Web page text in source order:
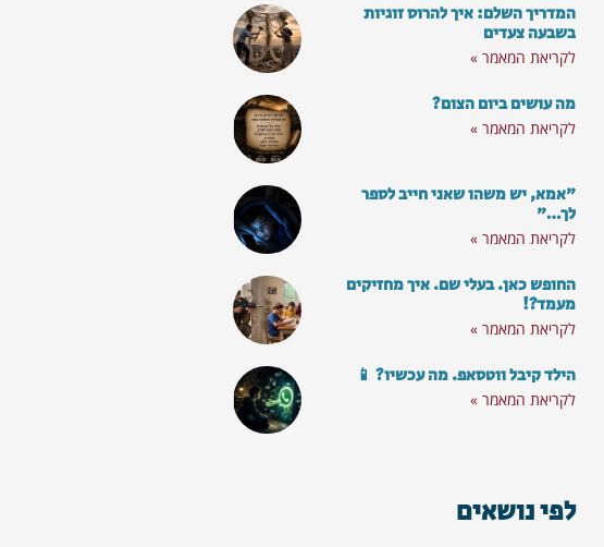
המדריך השלם: איך להרוס זוגיות
בשבעה צעדים
לקריאת המאמר »
מה עושים ביום הצום?
לקריאת המאמר »
"אמא, יש משהו שאני חייב לספר
לך…"
לקריאת המאמר »
החופש כאן. בעלי שם. איך מחזיקים
מעמד?!
לקריאת המאמר »
הילד קיבל ווטסאפ. מה עכשיו? 📱
לקריאת המאמר »
לפי נושאים